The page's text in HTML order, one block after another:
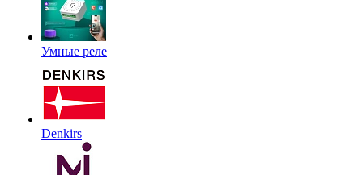
Умные реле
Denkirs